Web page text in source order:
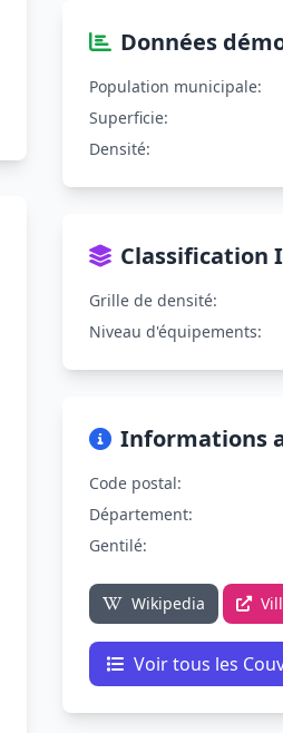
Données
Population municipale:
Superficie:
Densité:
Classification
Grille de densité:
Niveau d'équipements:
Informations
Code postal:
Département:
Gentilé:
Wikipedia
Voir tous les